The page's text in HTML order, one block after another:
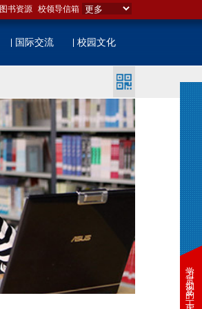
图书资源 校领导信箱
国际交流 校园文化